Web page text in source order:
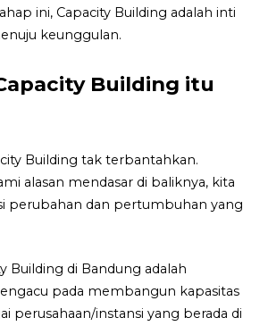
ini, Capacity Building adalah inti
keunggulan.
Building itu
Building tak terbantahkan.
alasan mendasar di baliknya, kita
perubahan dan pertumbuhan yang
Building di Bandung adalah
pada membangun kapasitas
perusahaan/instansi yang berada di